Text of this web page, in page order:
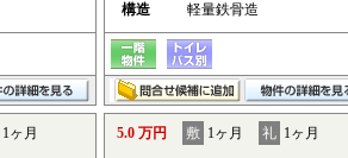
構造
軽量鉄骨造
1ヶ月 5.0 万円 敷 1ヶ月 礼 1ヶ月